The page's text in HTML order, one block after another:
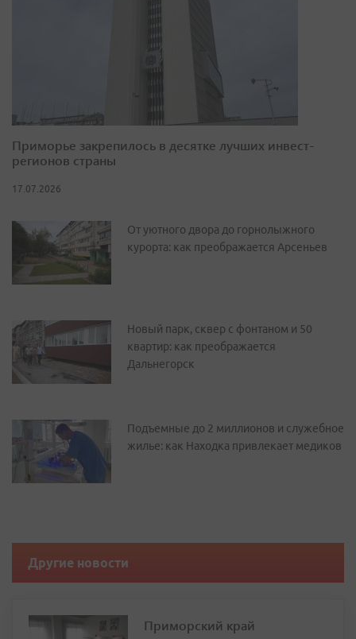
Приморье закрепилось в десятке лучших инвест-
регионов страны
17.07.2026
От уютного двора до горнолыжного
курорта: как преображается Арсеньев
Новый парк, сквер с фонтаном и 50
квартир: как преображается
Дальнегорск
Подъемные до 2 миллионов и служебное
жилье: как Находка привлекает медиков
Другие новости
Приморский край